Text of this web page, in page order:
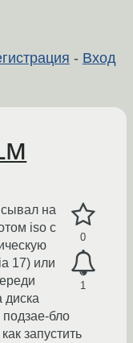
- Вход
0
1
на
iso с
17) или
диска
подзае-бло
запустить